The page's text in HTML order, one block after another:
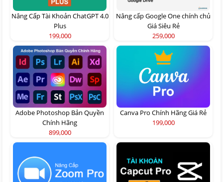
Nâng Cấp Tài Khoản ChatGPT 4.0
Plus
199,000
Nâng cấp Google One chính chủ
Giá Siêu Rẻ
259,000
Adobe Photoshop Bản Quyền
Chính Hãng
899,000
Canva Pro Chính Hãng Giá Rẻ
199,000